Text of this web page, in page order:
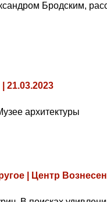
Бродским,
21.03.2023
архитектуры
| Центр